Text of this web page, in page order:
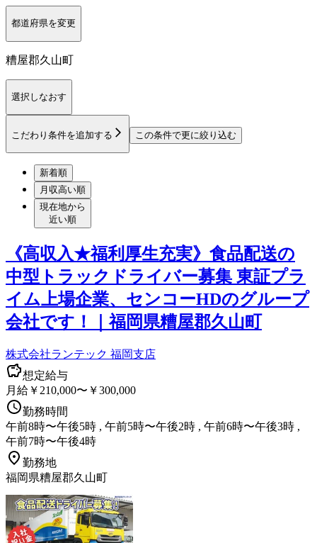
都道府県を変更
糟屋郡久山町
選択しなおす
こだわり条件を追加する この条件で更に絞り込む
新着順
月収高い順
現在地から
近い順
《高収入★福利厚生充実》食品配送の
中型トラックドライバー募集 東証プラ
イム上場企業、センコーHDのグループ
会社です！｜福岡県糟屋郡久山町
株式会社ランテック 福岡支店
想定給与
月給￥210,000〜￥300,000
勤務時間
午前8時〜午後5時 , 午前5時〜午後2時 , 午前6時〜午後3時 ,
午前7時〜午後4時
勤務地
福岡県糟屋郡久山町